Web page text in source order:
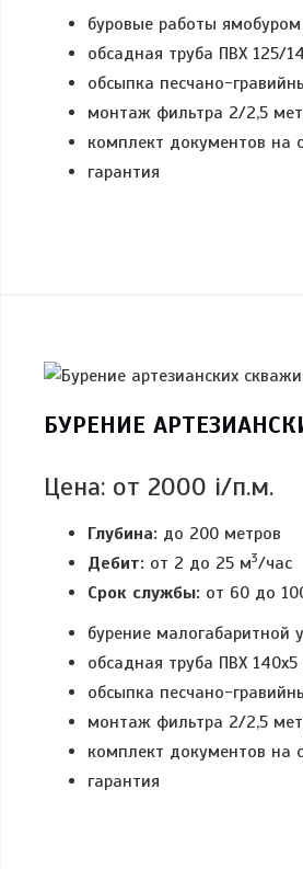
буровые работы
обсадная труба ПВХ 125/
обсыпка песчано-
монтаж фильтра 2/2,5
комплект документов на
гарантия
БУРЕНИЕ
Цена: от 2000 i/п.м.
Глубина: до 200 метров
Дебит: от 2 до 25 м3/час
Срок службы: от 60 до
бурение малогабаритной
обсадная труба ПВХ
обсыпка песчано-
монтаж фильтра 2/2,5
комплект документов на
гарантия